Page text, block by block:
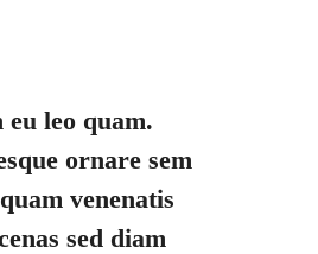
eu leo quam.
ornare sem
venenatis
sed diam